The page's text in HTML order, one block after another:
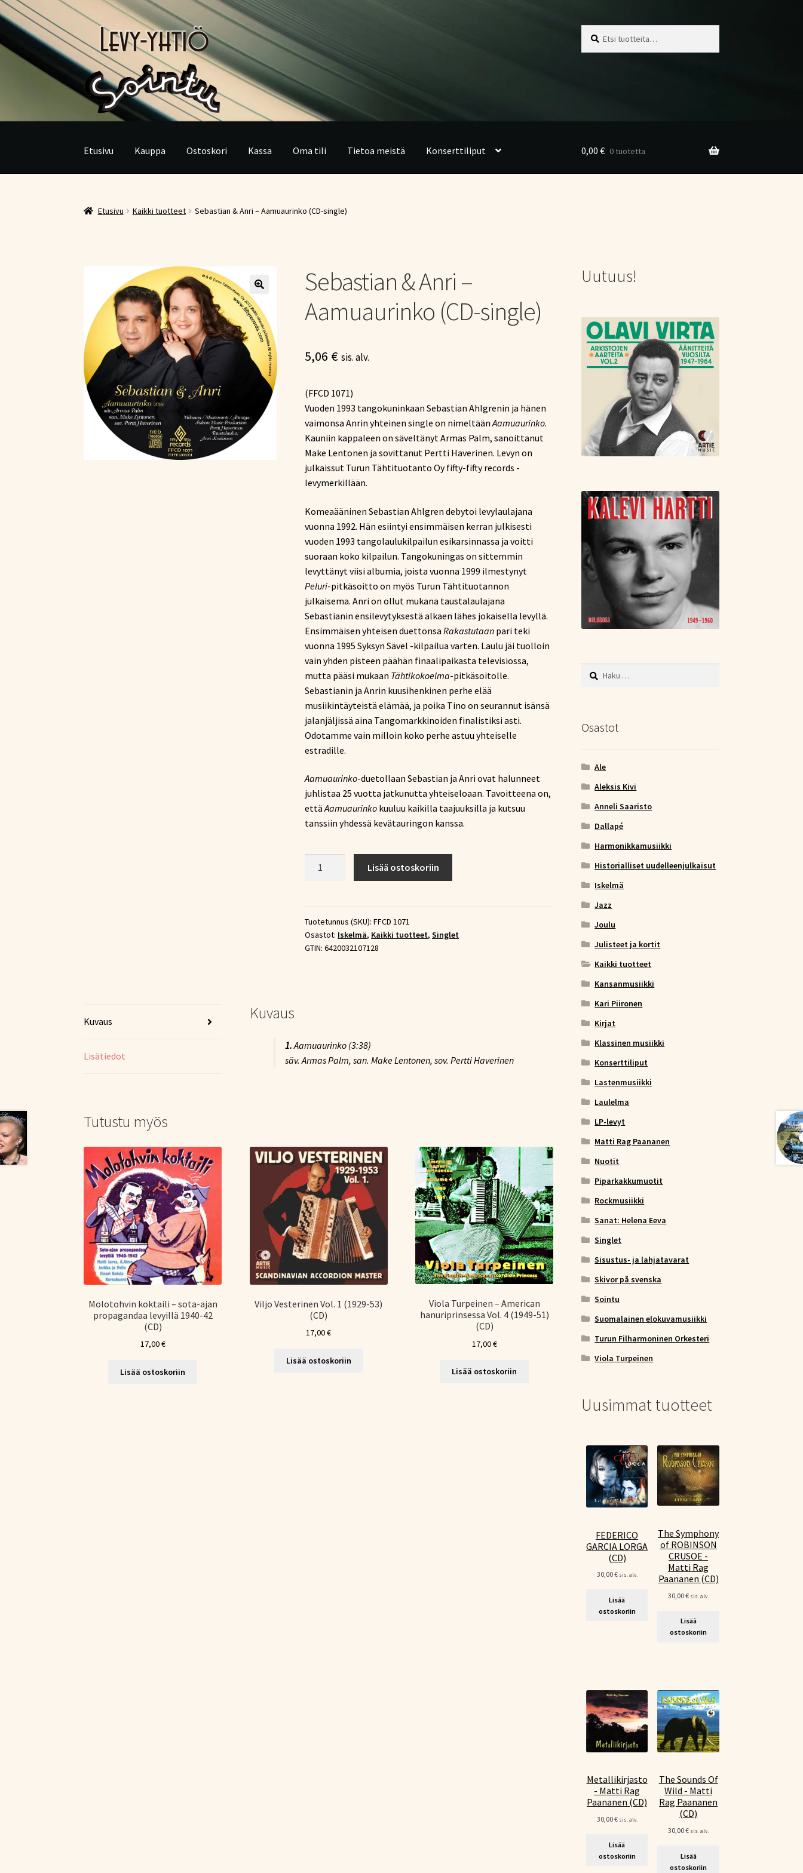
Siirry
navigointiin
Siirry
sisältöön
Etusivu Kauppa Ostoskori Kassa Oma tili Tietoa meistä Konserttiliput 0,00 € 0 tuotetta
Etusivu Kaikki tuotteet Sebastian & Anri – Aamuaurinko (CD-single)
Sebastian & Anri –
Aamuaurinko (CD-single)
5,06 € sis. alv.
(FFCD 1071)
Vuoden 1993 tangokuninkaan Sebastian Ahlgrenin ja hänen
vaimonsa Anrin yhteinen single on nimeltäänAamuaurinko.
Kauniin kappaleen on säveltänyt Armas Palm, sanoittanut
Make Lentonen ja sovittanut Pertti Haverinen. Levyn on
julkaissut Turun Tähtituotanto Oy fifty-fifty records -
levymerkillään.
Komeaääninen Sebastian Ahlgren debytoi levylaulajana
vuonna 1992. Hän esiintyi ensimmäisen kerran julkisesti
vuoden 1993 tangolaulukilpailun esikarsinnassa ja voitti
suoraan koko kilpailun. Tangokuningas on sittemmin
levyttänyt viisi albumia, joista vuonna 1999 ilmestynyt
Peluri-pitkäsoitto on myös Turun Tähtituotannon
julkaisema. Anri on ollut mukana taustalaulajana
Sebastianin ensilevytyksestä alkaen lähes jokaisella levyllä.
Ensimmäisen yhteisen duettonsaRakastutaan pari teki
vuonna 1995 Syksyn Sävel -kilpailua varten. Laulu jäi tuolloin
vain yhden pisteen päähän finaalipaikasta televisiossa,
mutta pääsi mukaan Tähtikokoelma-pitkäsoitolle.
Sebastianin ja Anrin kuusihenkinen perhe elää
musiikintäyteistä elämää, ja poika Tino on seurannut isänsä
jalanjäljissä aina Tangomarkkinoiden finalistiksi asti.
Odotamme vain milloin koko perhe astuu yhteiselle
estradille.
Aamuaurinko-duetollaan Sebastian ja Anri ovat halunneet
juhlistaa 25 vuotta jatkunutta yhteiseloaan. Tavoitteena on,
ettäAamuaurinko kuuluu kaikilla taajuuksilla ja kutsuu
tanssiin yhdessä kevätauringon kanssa.
Aamuaurinko
(CD-
single)
Lisää ostoskoriin
Tuotetunnus (SKU):FFCD 1071
Osastot: Iskelmä, Kaikki tuotteet,Singlet
GTIN:6420032107128
Kuvaus
Lisätiedot
Kuvaus
1.Aamuaurinko(3:38)
säv. Armas Palm, san. Make Lentonen, sov. Pertti Haverinen
Tutustu myös
Molotohvin koktaili – sota-ajan
propagandaa levyillä 1940-42
(CD)
17,00€
Lisää ostoskoriin
Viljo Vesterinen Vol. 1 (1929-53)
(CD)
17,00€
Lisää ostoskoriin
Viola Turpeinen – American
hanuriprinsessa Vol. 4 (1949-51)
(CD)
17,00€
Lisää ostoskoriin
Uutuus!
Haku:
Osastot
Ale
Aleksis Kivi
Anneli Saaristo
Dallapé
Harmonikkamusiikki
Historialliset uudelleenjulkaisut
Iskelmä
Jazz
Joulu
Julisteet ja kortit
Kaikki tuotteet
Kansanmusiikki
Kari Piironen
Kirjat
Klassinen musiikki
Konserttiliput
Lastenmusiikki
Laulelma
LP-levyt
Matti Rag Paananen
Nuotit
Piparkakkumuotit
Rockmusiikki
Sanat: Helena Eeva
Singlet
Sisustus- ja lahjatavarat
Skivor på svenska
Sointu
Suomalainen elokuvamusiikki
Turun Filharmoninen Orkesteri
Viola Turpeinen
Uusimmat tuotteet
FEDERICO
GARCIA LORGA
(CD)
30,00€ sis. alv.
Lisää
ostoskoriin
The Symphony
of ROBINSON
CRUSOE -
Matti Rag
Paananen (CD)
30,00€ sis. alv.
Lisää
ostoskoriin
Metallikirjasto
- Matti Rag
Paananen (CD)
30,00€ sis. alv.
Lisää
ostoskoriin
The Sounds Of
Wild - Matti
Rag Paananen
(CD)
30,00€ sis. alv.
Lisää
ostoskoriin